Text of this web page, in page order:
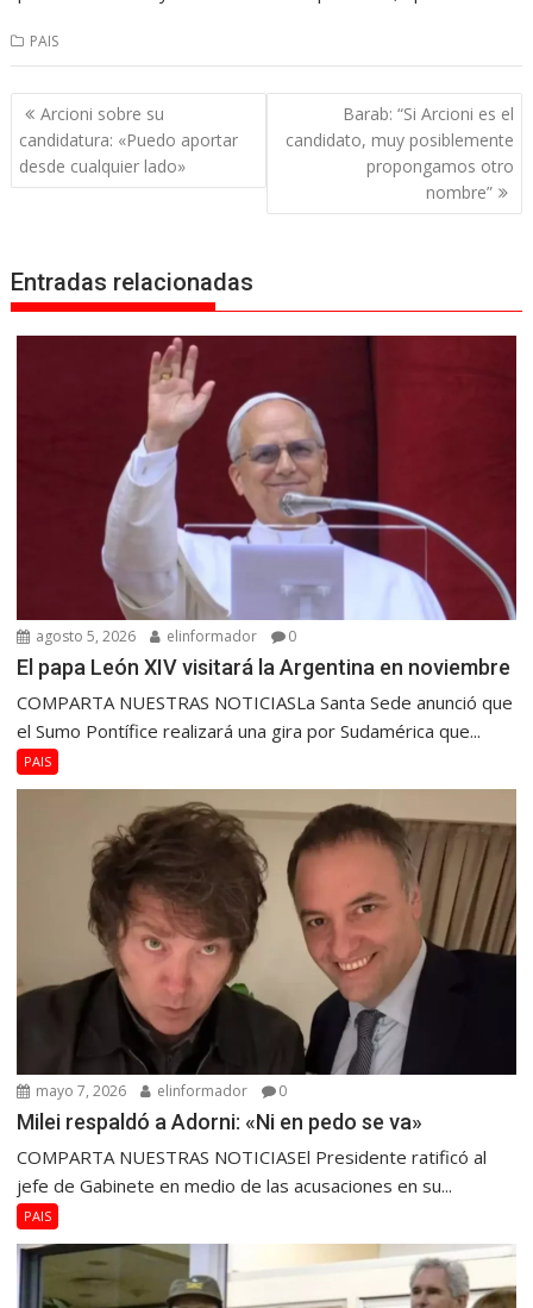
PAIS
Navegación
de
entradas
Arcioni sobre su
candidatura: «Puedo aportar
desde cualquier lado»
Barab: “Si Arcioni es el
candidato, muy posiblemente
propongamos otro
nombre”
Entradas relacionadas
agosto 5, 2026 elinformador 0
El papa León XIV visitará la Argentina en noviembre
COMPARTA NUESTRAS NOTICIASLa Santa Sede anunció que
el Sumo Pontífice realizará una gira por Sudamérica que...
PAIS
mayo 7, 2026 elinformador 0
Milei respaldó a Adorni: «Ni en pedo se va»
COMPARTA NUESTRAS NOTICIASEl Presidente ratificó al
jefe de Gabinete en medio de las acusaciones en su...
PAIS